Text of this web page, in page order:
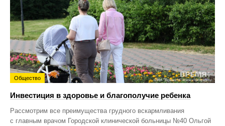
Общество
Инвестиция в здоровье и благополучие ребенка
Рассмотрим все преимущества грудного вскармливания
с главным врачом Городской клинической больницы №40 Ольгой